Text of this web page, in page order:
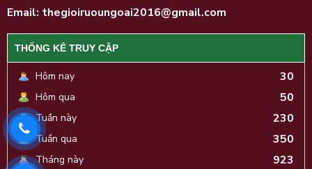
Email: thegioiruoungoai2016@gmail.com
THỐNG KÊ TRUY CẬP
Hôm nay 30
Hôm qua 50
Tuần này 230
Tuần qua 350
Tháng này 923